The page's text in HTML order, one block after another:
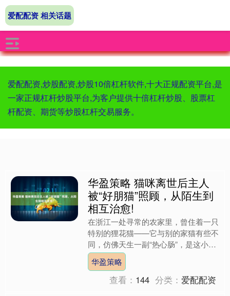
爱配配资,炒股配资,炒股10倍杠杆软件,十大正规配资平台,是
一家正规杠杆炒股平台,为客户提供十倍杠杆炒股、股票杠
杆配资、期货等炒股杠杆交易服务。
爱配配资 相关话题
华盈策略 猫咪离世后主人
被“好朋猫”照顾，从陌生到
相互治愈!
在浙江一处寻常的农家里，曾住着一只
特别的狸花猫——它与别的家猫有些不
同，仿佛天生一副“热心肠”，是这小院
子里的小小“社交家”。 农村里总有不少
流浪的身影穿梭，其....
华盈策略
查看： 144 分类：爱配配资